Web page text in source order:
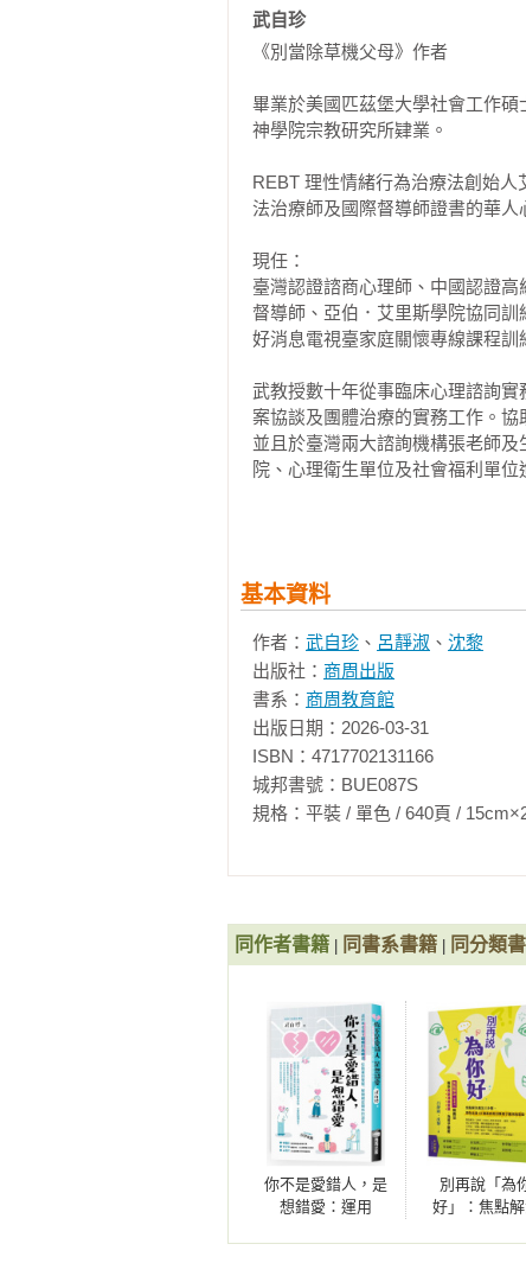
強，卻總說「這點小事，做什麼」
多少遍了」；我們為孩子描繪未
愛充滿期許，卻也常讓孩子感到被
嘮叨、掃興、歎氣——是孩子成長
為何這些源於最真誠的愛，卻常常
引發親子衝突的溝通，都源於一
憤怒或無力感控制時，便無法再看
子之前，先看見並安撫我們自己
那個最安全的錨。
《別再說「為你好」》推薦
曲智鑛｜陶璽特殊教育工作室創
吳易峰｜財團法人臺北市基督教勵
侯雯琪｜天主教善牧社會福利基金
許維素｜臺灣師範大學教育心理與
曾華源｜東海大學社會工作學系退
黃贇瑾｜景美女中前校長、108年
解」的困境中。這本書是解開親
放下「問題糾察」的焦慮，轉而去
的實戰指南，讓您將衝突轉化為
走向「去愛而理解」的途徑。
溝通模式，說出鼓勵瞭解的話，學
恕、有擁抱的華人「心」關係，
──武自珍｜東海大學社會工作學
我深信每位父母都渴望愛孩子，卻
意圖，並提供具體的轉化技巧。您
「鬆綁」的暖心之作，助您在賦能
──侯雯琪｜天主教善牧社會福利基
為親子溝通的開端。
──許維素｜臺灣師範大學教育心理
「都是為了你好」是許多父母在
深切的關心與不捨，也可能出自
若反覆出現，卻可能在無意間為
孩子的感受，學習如何用溫柔而
出於愛，更成為真正能支持孩子
──陳毓文｜臺灣大學社會工作學系
身為教育工作者，我深知家長在
滿水桶，而是點燃火焰。這本書
武自珍
《別當除草機父母》作者
畢業於美國匹茲堡大學社會工作
神學院宗教研究所肄業。
REBT 理性情緒行為治療法創始
法治療師及國際督導師證書的華人
現任：
臺灣認證諮商心理師、中國認證
督導師、亞伯．艾里斯學院協同
好消息電視臺家庭關懷專線課程
武教授數十年從事臨床心理諮詢
案協談及團體治療的實務工作。協
並且於臺灣兩大諮詢機構張老師
院、心理衛生單位及社會福利單位
會務顧問、全國生命線會務顧問、
相關著作：《你不是愛錯人，是
的迷思》《別當除草機父母：用
子》
呂靜淑
《別再說「為你好」》作者
東海大學社會工作學博士、東吳大
青少年正面成長。
相關著作：《別再說「為你好」
沈黎
《別再說「為你好」》作者
東海大學社會工作學博士、香港
社會工作師、中國心理學會註冊心
現為南京理工大學社會學系主任
會工作督導專業委員會副主任兼
基本資料
作者： 武自珍 、 呂靜淑 、 沈黎
出版社： 商周出版
書系： 商周教育館
出版日期：2026-03-31
ISBN：4717702131166
城邦書號：BUE087S
規格：平裝 / 單色 / 640頁 /
同作者書籍 同書系書籍 同分類
你不是愛錯人，是
想錯愛：運用
別再說「為
好」：焦點